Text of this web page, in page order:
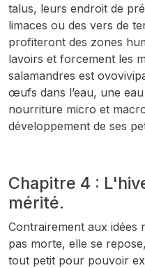
talus, leurs endroit de
limaces ou des vers de
profiteront des zones
lavoirs et forcement les
salamandres est
œufs dans l’eau, une
nourriture micro et
développement de ses
Chapitre 4 :
mérité.
Contrairement aux idées
pas morte, elle se
tout petit pour pouvoir